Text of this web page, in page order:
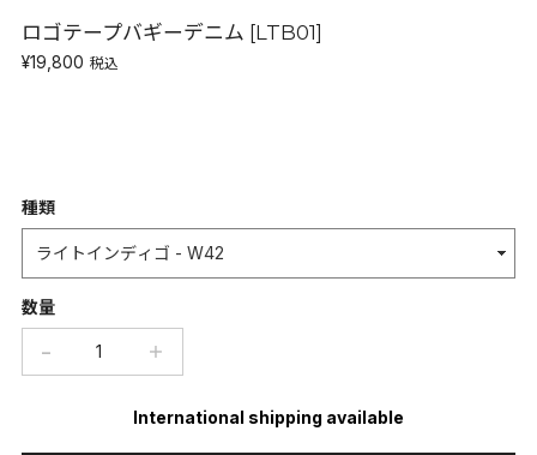
ロゴテープバギーデニム [LTB01]
¥19,800 税込
種類
数量
− ＋
International shipping available